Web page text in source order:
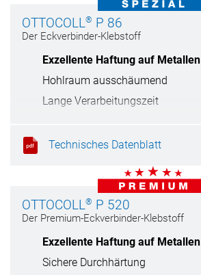
OTTOCOLL® P 86
Der Eckverbinder-Klebstoff
Exzellente Haftung auf Metallen
Hohlraum ausschäumend
Lange Verarbeitungszeit
Technisches Datenblatt
OTTOCOLL® P 520
Der Premium-Eckverbinder-Klebstoff
Exzellente Haftung auf Metallen
Sichere Durchhärtung